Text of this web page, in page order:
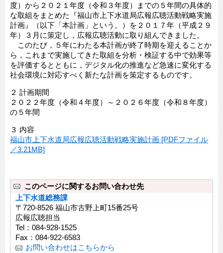
度）から２０２１年度（令和３年度）までの５年間の具体的
な取組をまとめた『福山市上下水道局広報広聴活動戦略実施
計画』（以下「本計画」という。）を２０１７年（平成２９
年）３月に策定し，広報広聴活動に取り組んできました。
このたび，５年にわたる本計画が終了時期を迎えることか
ら，これまで実施してきた取組を分析・検証する中で効果等
を評価するとともに，デジタル化の推進など急速に変化する
社会環境に対応すべく新たな計画を策定するものです。
２ 計画期間
２０２２年度（令和４年度）～２０２６年度（令和８年度）
の５年間
３ 内容
福山市上下水道局広報広聴活動戦略実施計画 [PDFファイル
／3.21MB]
このページに関するお問い合わせ先
上下水道総務課
〒720-8526 福山市古野上町15番25号
広報広聴担当
Tel：084-928-1525
Fax：084-922-6583
お問い合わせはこちらから